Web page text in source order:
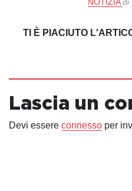
TI È PIACIUTO
Lascia un
Devi essere connesso per